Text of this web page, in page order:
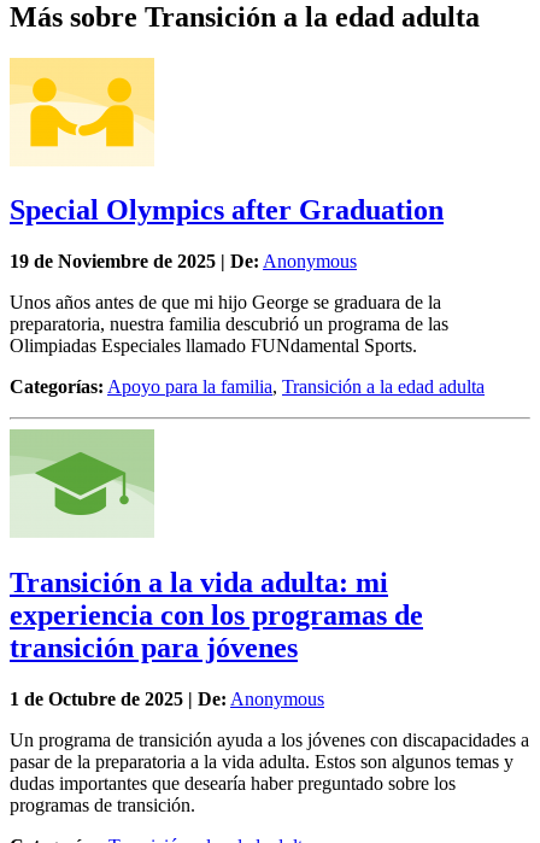
Más sobre Transición a la edad adulta
Special Olympics after Graduation
19 de Noviembre de 2025 | De: Anonymous
Unos años antes de que mi hijo George se graduara de la
preparatoria, nuestra familia descubrió un programa de las
Olimpiadas Especiales llamado FUNdamental Sports.
Categorías: Apoyo para la familia, Transición a la edad adulta
Transición a la vida adulta: mi
experiencia con los programas de
transición para jóvenes
1 de Octubre de 2025 | De: Anonymous
Un programa de transición ayuda a los jóvenes con discapacidades a
pasar de la preparatoria a la vida adulta. Estos son algunos temas y
dudas importantes que desearía haber preguntado sobre los
programas de transición.